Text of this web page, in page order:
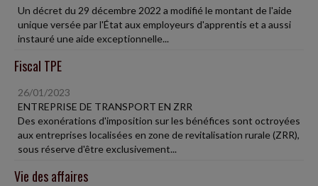
Un décret du 29 décembre 2022 a modifié le montant de l'aide
unique versée par l'État aux employeurs d'apprentis et a aussi
instauré une aide exceptionnelle...
Fiscal TPE
26/01/2023
ENTREPRISE DE TRANSPORT EN ZRR
Des exonérations d'imposition sur les bénéfices sont octroyées
aux entreprises localisées en zone de revitalisation rurale (ZRR),
sous réserve d'être exclusivement...
Vie des affaires